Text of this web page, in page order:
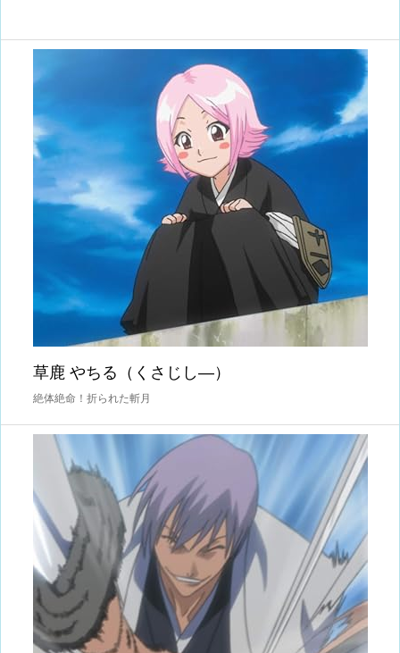
草鹿 やちる（くさじし―）
絶体絶命！折られた斬月